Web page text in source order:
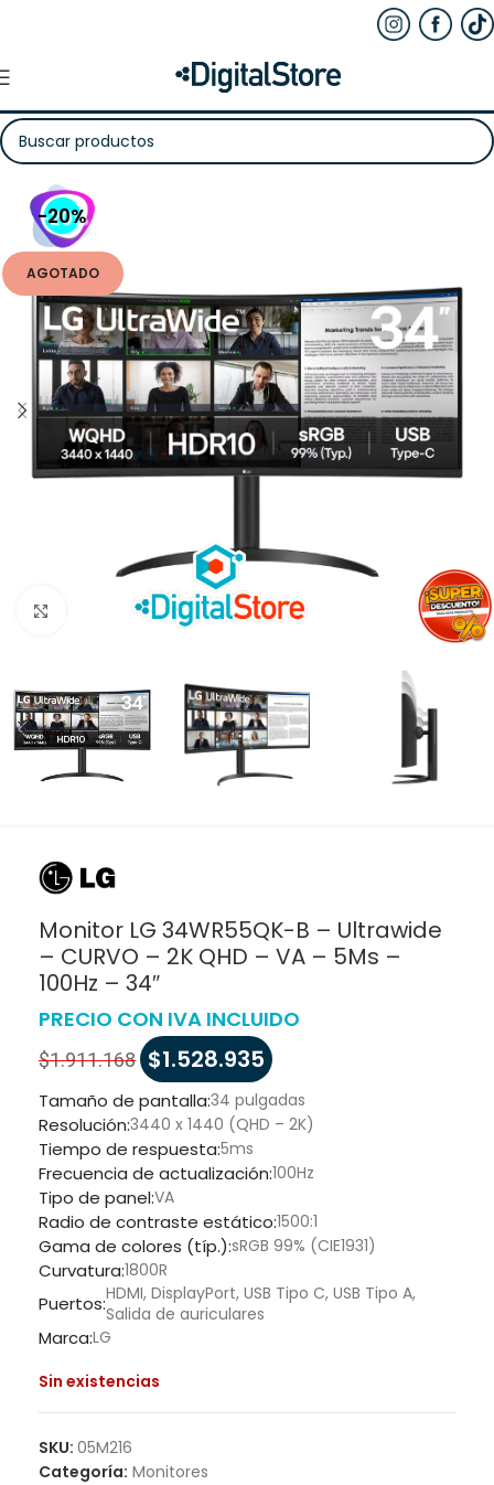
-20%
AGOTADO
Haga clic para ampliar
Monitor LG 34WR55QK-B – Ultrawide
– CURVO – 2K QHD – VA – 5Ms –
100Hz – 34″
PRECIO CON IVA INCLUIDO
$1.911.168 $1.528.935
Tamaño de pantalla:34 pulgadas
Resolución:3440 x 1440 (QHD – 2K)
Tiempo de respuesta:5ms
Frecuencia de actualización:100Hz
Tipo de panel:VA
Radio de contraste estático:1500:1
Gama de colores (típ.):sRGB 99% (CIE1931)
Curvatura:1800R
Puertos:HDMI, DisplayPort, USB Tipo C, USB Tipo A,
Salida de auriculares
Marca:LG
Sin existencias
SKU: 05M216
Categoría: Monitores